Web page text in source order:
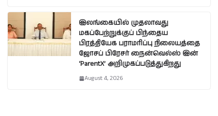
இலங்கையில் முதலாவது
மகப்பேற்றுக்குப் பிந்தைய
பிரத்தியேக பராமரிப்பு நிலையத்தை
ஜோசப் பிரேசர் நைன்வெல்ஸ் இன்
‘ParentX’ அறிமுகப்படுத்துகிறது
August 4, 2026